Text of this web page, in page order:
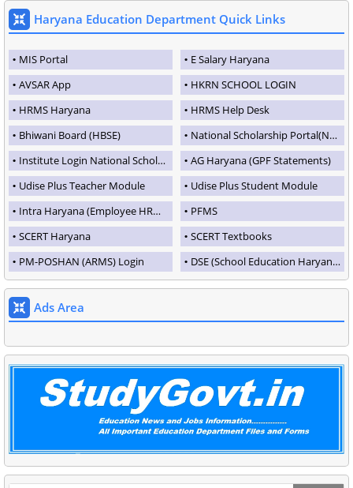
Haryana Education Department Quick Links
MIS Portal
E Salary Haryana
AVSAR App
HKRN SCHOOL LOGIN
HRMS Haryana
HRMS Help Desk
Bhiwani Board (HBSE)
National Scholarship Portal(NSP)
Institute Login National Scholarship Portal
AG Haryana (GPF Statements)
Udise Plus Teacher Module
Udise Plus Student Module
Intra Haryana (Employee HRMS Portal)
PFMS
SCERT Haryana
SCERT Textbooks
PM-POSHAN (ARMS) Login
DSE (School Education Haryana)
Ads Area